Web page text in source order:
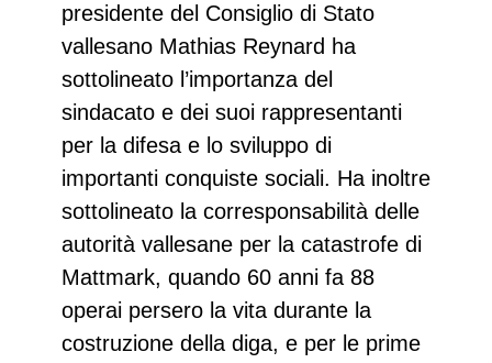
presidente del Consiglio di Stato
vallesano Mathias Reynard ha
sottolineato l’importanza del
sindacato e dei suoi rappresentanti
per la difesa e lo sviluppo di
importanti conquiste sociali. Ha inoltre
sottolineato la corresponsabilità delle
autorità vallesane per la catastrofe di
Mattmark, quando 60 anni fa 88
operai persero la vita durante la
costruzione della diga, e per le prime